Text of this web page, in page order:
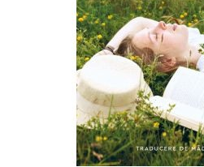
Resurse umane
Vanzari si marketing
Carte scolara
Atlase, dictionare si enciclopedii
Carte prescolara
Carte scolara
Dictionare de limba romana